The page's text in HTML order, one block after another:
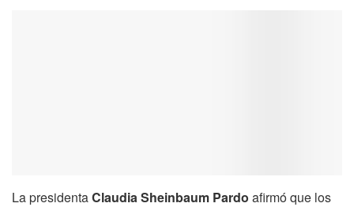
La presidentaClaudia Sheinbaum Pardo afirmó que los